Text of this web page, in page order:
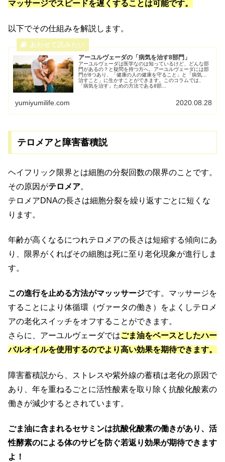
マッサージでスピードを遅くすることは可能です。
以下でその仕組みを解説します。
アーユルヴェーダの「病気を治す8部門」
アーユルヴェーダは医学なのは知っているけど、どんな部
門があるの？と疑問を持つ方へ。アーユルヴェーダには部
門が8つあり、「健康の人の健康を守ること」と「病気を
治すこと」に生かすことができます。このコラムでは、
「病気を治す」ための方法である8部...
yumiyumilife.com 2020.08.28
テロメアと障害蓄積説
ヘイフリック限界とは細胞の分裂回数の限界のことです。
その原因がテロメア。
テロメアDNAの長さは細胞分裂を繰り返すごとに短くな
ります。
年齢が高くなるにつれテロメアの長さは短縮する傾向にあ
り、限界がくればその細胞は死に至り老化現象が進行しま
す。
この進行を止める方法がマッッサージです。マッサージを
することにより体循環（ヴァータの働き）をよくしテロメ
アの老化スイッチをオフすることができます。
さらに、アーユルヴェーダではごま油をベースとしたハー
バルオイルを使用するのでより高い効果を期待できます。
障害蓄積説から、ストレスや紫外線の蓄積は老化の原因で
あり、年を重ねるごとに活性酸素を取り除く抗酸化酸素の
働きが減少するとされています。
ごま油に含まれるセサミンは抗酸化酸素の働きがあり、活
性酵素のによる体のサビを防ぐ若返り効果が期待できます
よ！